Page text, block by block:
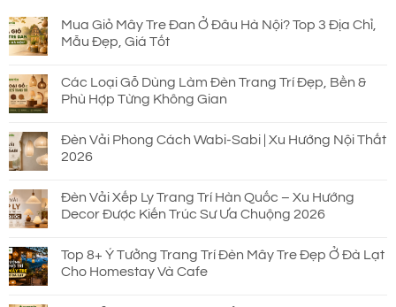
Mua Giỏ Mây Tre Đan Ở Đâu Hà Nội? Top 3 Địa Chỉ,
Mẫu Đẹp, Giá Tốt
Các Loại Gỗ Dùng Làm Đèn Trang Trí Đẹp, Bền &
Phù Hợp Từng Không Gian
Đèn Vải Phong Cách Wabi-Sabi | Xu Hướng Nội Thất
2026
Đèn Vải Xếp Ly Trang Trí Hàn Quốc – Xu Hướng
Decor Được Kiến Trúc Sư Ưa Chuộng 2026
Top 8+ Ý Tưởng Trang Trí Đèn Mây Tre Đẹp Ở Đà Lạt
Cho Homestay Và Cafe